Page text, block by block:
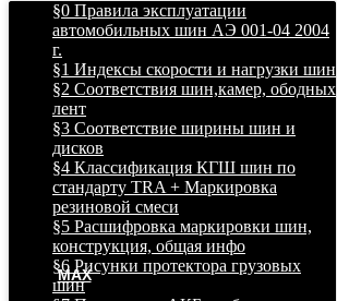
MAX
§0 Правила эксплуатации
автомобильных шин АЭ 001-04 2004
г.
§1 Индексы скорости и нагрузки шин
§2 Соответствия шин,камер, ободных
лент
§3 Соответствие ширины шин и
дисков
§4 Классификация КГШ шин по
стандарту TRA + Маркировка
резиновой смеси
§5 Расшифровка маркировки шин,
конструкция, общая инфо
§6 Рисунки протектора грузовых
шин